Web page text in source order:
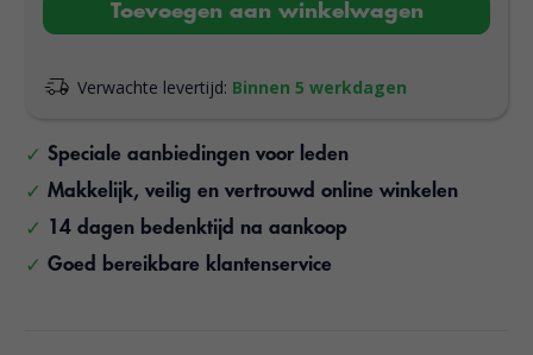
Toevoegen aan winkelwagen
Verwachte levertijd: Binnen 5 werkdagen
Speciale aanbiedingen voor leden
Makkelijk, veilig en vertrouwd online winkelen
14 dagen bedenktijd na aankoop
Goed bereikbare klantenservice